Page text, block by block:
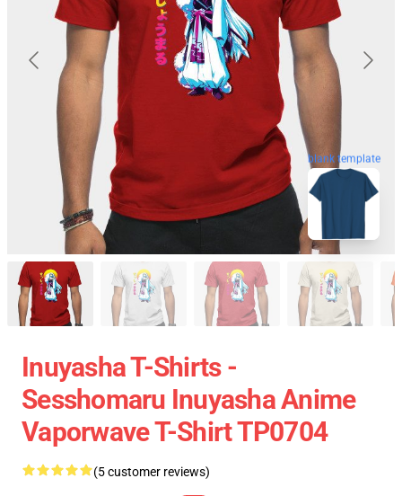
blank template
Inuyasha T-Shirts -
Sesshomaru Inuyasha Anime
Vaporwave T-Shirt TP0704
(5 customer reviews)